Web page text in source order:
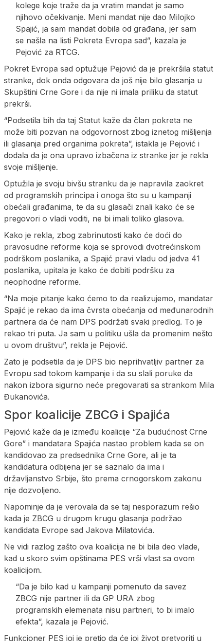
kolege koje traže da ja vratim mandat je samo
njihovo očekivanje. Meni mandat nije dao Milojko
Spajić, ja sam mandat dobila od građana, jer sam
se našla na listi Pokreta Evropa sad”, kazala je
Pejović za RTCG.
Pokret Evropa sad optužuje Pejović da je prekršila statut
stranke, dok onda odgovara da još nije bilo glasanja u
Skupštini Crne Gore i da nije ni imala priliku da statut
prekrši.
“Podsetila bih da taj Statut kaže da član pokreta ne
može biti pozvan na odgovornost zbog iznetog mišljenja
ili glasanja pred organima pokreta”, istakla je Pejović i
dodala da je ona upravo izbačena iz stranke jer je rekla
svoje mišljenje.
Optužila je svoju bivšu stranku da je napravila zaokret
od programskih principa i onoga što su u kampanji
obećali građanima, te da su glasači znali kako će se
pregovori o vladi voditi, ne bi imali toliko glasova.
Kako je rekla, zbog zabrinutosti kako će doći do
pravosudne reforme koja se sprovodi dvotrećinskom
podrškom poslanika, a Spajić pravi vladu od jedva 41
poslanika, upitala je kako će dobiti podršku za
neophodne reforme.
“Na moje pitanje kako ćemo to da realizujemo, mandatar
Spajić je rekao da ima čvrsta obećanja od međunarodnih
partnera da će nam DPS podržati svaki predlog. To je
rekao tri puta. Ja sam u politiku ušla da promenim nešto
u ovom društvu”, rekla je Pejović.
Zato je podsetila da je DPS bio neprihvatljiv partner za
Evropu sad tokom kampanje i da su slali poruke da
nakon izbora sigurno neće pregovarati sa strankom Mila
Đukanovića.
Spor koalicije ZBCG i Spajića
Pejović kaže da je između koalicije “Za budućnost Crne
Gore” i mandatara Spajića nastao problem kada se on
kandidovao za predsednika Crne Gore, ali je ta
kandidatura odbijena jer se saznalo da ima i
državljanstvo Srbije, što prema crnogorskom zakonu
nije dozvoljeno.
Napominje da je verovala da se taj nesporazum rešio
kada je ZBCG u drugom krugu glasanja podržao
kandidata Evrope sad Jakova Milatovića.
Ne vidi razlog zašto ova koalicija ne bi bila deo vlade,
kad u skoro svim opštinama PES vrši vlast sa ovom
koalicijom.
“Da je bilo kad u kampanji pomenuto da savez
ZBCG nije partner ili da GP URA zbog
programskih elemenata nisu partneri, to bi imalo
efekta”, kazala je Pejović.
Funkcioner PES joj je pretio da će joj život pretvoriti u